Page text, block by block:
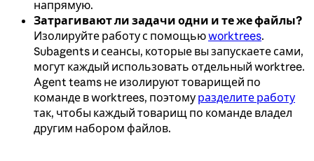
напрямую.
Затрагивают ли задачи одни и те же файлы?
Изолируйте работу с помощьюworktrees.
Subagents и сеансы, которые вы запускаете сами,
могут каждый использовать отдельный worktree.
Agent teams не изолируют товарищей по
команде в worktrees, поэтому разделите работу
так, чтобы каждый товарищ по команде владел
другим набором файлов.